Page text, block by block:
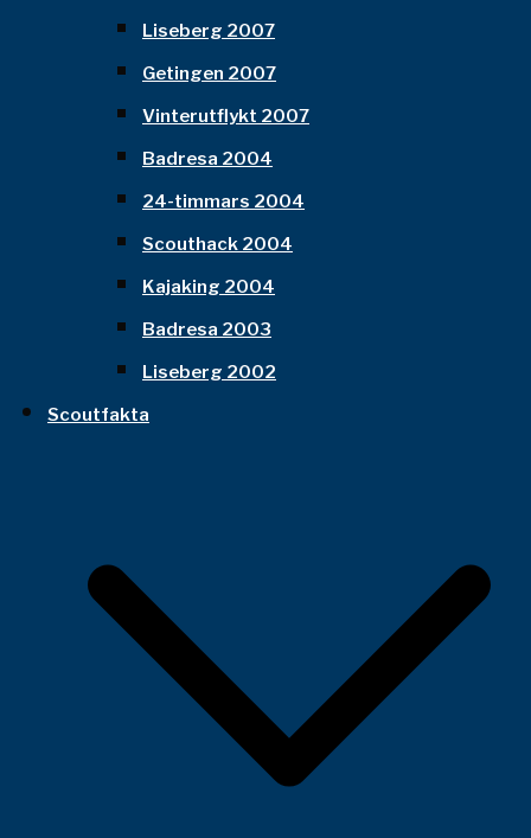
Liseberg 2007
Getingen 2007
Vinterutflykt 2007
Badresa 2004
24-timmars 2004
Scouthack 2004
Kajaking 2004
Badresa 2003
Liseberg 2002
Scoutfakta